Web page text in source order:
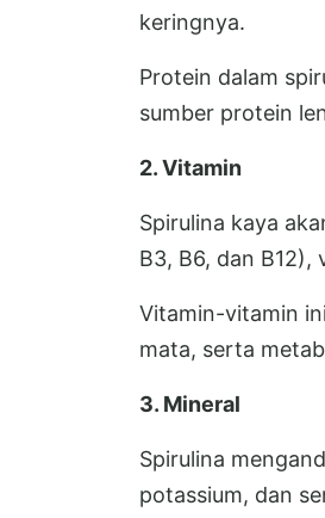
keringnya.
Protein dalam
sumber protein
2. Vitamin
Spirulina kaya
B3, B6, dan B12),
Vitamin-vitamin
mata, serta
3. Mineral
Spirulina
potassium, dan